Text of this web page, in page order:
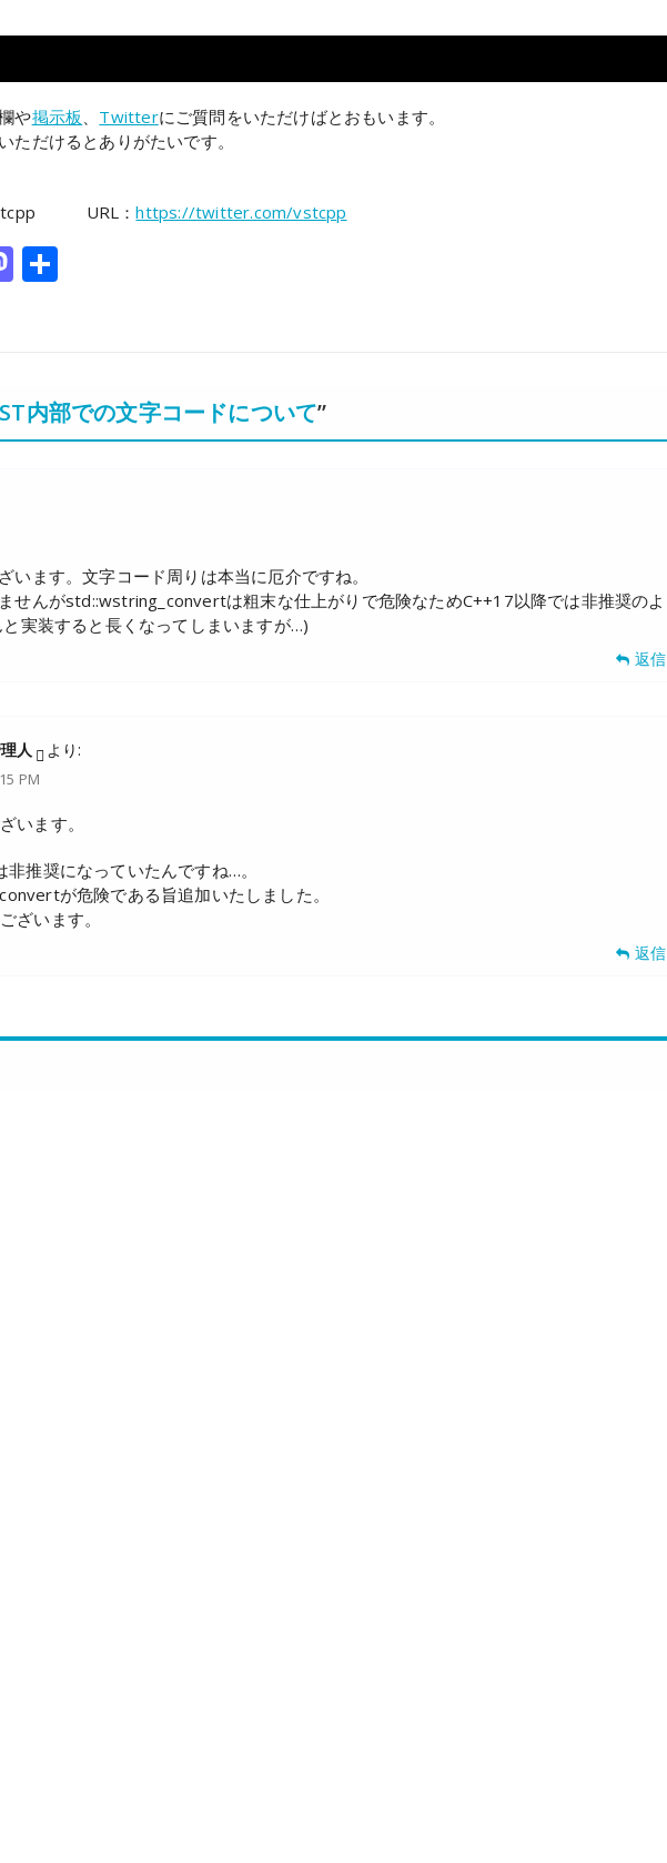
や掲示板 、 Twitterにご質問をいただけばとおもいます。
ただけるとありがたいです。
URL：https://twitter.com/vstcpp
Mastodon
共
内部での文字コードについて”
います。文字コード周りは本当に厄介ですね。
せんがstd::wstring_convertは粗末な仕上がりで危険なためC++17以降では非推奨のよ
実装すると長くなってしまいますが…)
返信
人 より:
PM
います。
推奨になっていたんですね…。
が危険である旨追加いたしました。
ざいます。
返信